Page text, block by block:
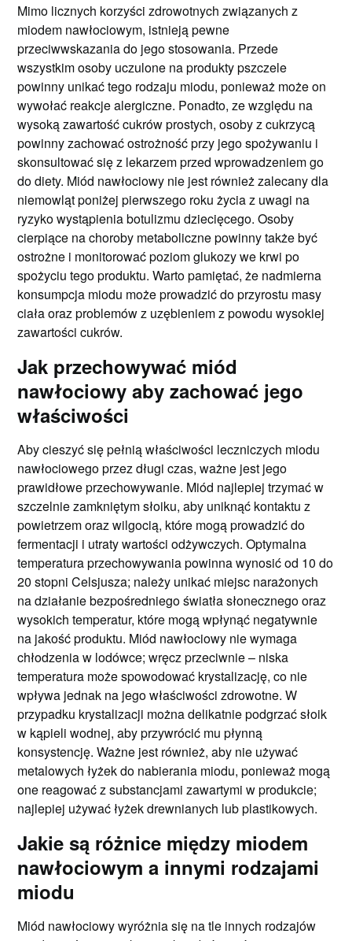
Mimo licznych korzyści zdrowotnych związanych z
miodem nawłociowym, istnieją pewne
przeciwwskazania do jego stosowania. Przede
wszystkim osoby uczulone na produkty pszczele
powinny unikać tego rodzaju miodu, ponieważ może on
wywołać reakcje alergiczne. Ponadto, ze względu na
wysoką zawartość cukrów prostych, osoby z cukrzycą
powinny zachować ostrożność przy jego spożywaniu i
skonsultować się z lekarzem przed wprowadzeniem go
do diety. Miód nawłociowy nie jest również zalecany dla
niemowląt poniżej pierwszego roku życia z uwagi na
ryzyko wystąpienia botulizmu dziecięcego. Osoby
cierpiące na choroby metaboliczne powinny także być
ostrożne i monitorować poziom glukozy we krwi po
spożyciu tego produktu. Warto pamiętać, że nadmierna
konsumpcja miodu może prowadzić do przyrostu masy
ciała oraz problemów z uzębieniem z powodu wysokiej
zawartości cukrów.
Jak przechowywać miód
nawłociowy aby zachować jego
właściwości
Aby cieszyć się pełnią właściwości leczniczych miodu
nawłociowego przez długi czas, ważne jest jego
prawidłowe przechowywanie. Miód najlepiej trzymać w
szczelnie zamkniętym słoiku, aby uniknąć kontaktu z
powietrzem oraz wilgocią, które mogą prowadzić do
fermentacji i utraty wartości odżywczych. Optymalna
temperatura przechowywania powinna wynosić od 10 do
20 stopni Celsjusza; należy unikać miejsc narażonych
na działanie bezpośredniego światła słonecznego oraz
wysokich temperatur, które mogą wpłynąć negatywnie
na jakość produktu. Miód nawłociowy nie wymaga
chłodzenia w lodówce; wręcz przeciwnie – niska
temperatura może spowodować krystalizację, co nie
wpływa jednak na jego właściwości zdrowotne. W
przypadku krystalizacji można delikatnie podgrzać słoik
w kąpieli wodnej, aby przywrócić mu płynną
konsystencję. Ważne jest również, aby nie używać
metalowych łyżek do nabierania miodu, ponieważ mogą
one reagować z substancjami zawartymi w produkcie;
najlepiej używać łyżek drewnianych lub plastikowych.
Jakie są różnice między miodem
nawłociowym a innymi rodzajami
miodu
Miód nawłociowy wyróżnia się na tle innych rodzajów